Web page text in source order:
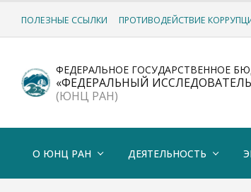
ПОЛЕЗНЫЕ ССЫЛКИ ПРОТИВОДЕЙСТВИЕ
ФЕДЕРАЛЬНОЕ ГОСУДАРСТВЕННОЕ
«ФЕДЕРАЛЬНЫЙ
(ЮНЦ РАН)
О ЮНЦ РАН ДЕЯТЕЛЬНОСТЬ